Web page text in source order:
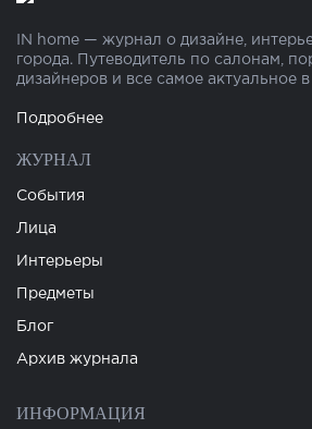
IN home — журнал о дизайне,
города. Путеводитель по салонам,
дизайнеров и все самое актуальное
Подробнее
ЖУРНАЛ
События
Лица
Интерьеры
Предметы
Блог
Архив журнала
ИНФОРМАЦИЯ